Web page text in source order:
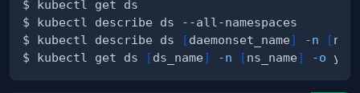
$ kubectl describe ds
[daemonset_name] -n [
$ kubectl get ds
[ds_name] -n [ns_name] -o